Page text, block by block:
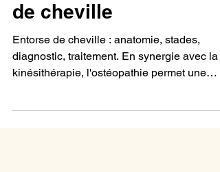
Ostéopathie et entorse
de cheville
Entorse de cheville : anatomie, stades,
kinésithérapie, l'ostéopathie permet une